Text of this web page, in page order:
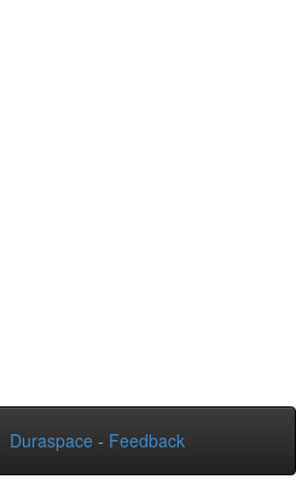
Duraspace - Feedback